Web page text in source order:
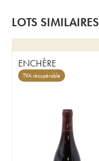
LOTS SIMILAIRES
ENCHÈRE
TVA récupérable